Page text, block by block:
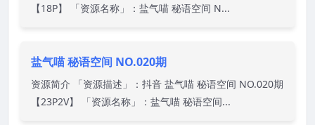
【18P】 「资源名称」：盐气喵 秘语空间 N...
盐气喵 秘语空间 NO.020期
资源简介 「资源描述」：抖音 盐气喵 秘语空间 NO.020期
【23P2V】 「资源名称」：盐气喵 秘语空间...